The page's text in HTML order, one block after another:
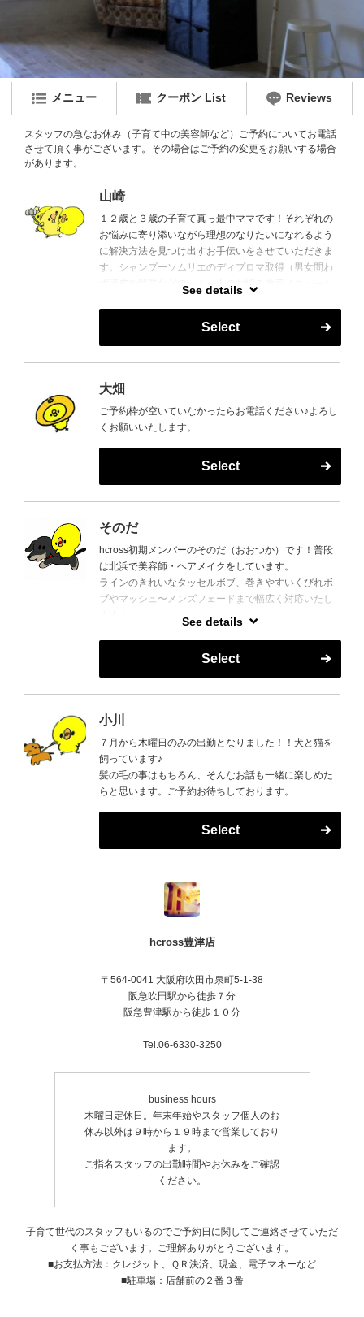
メニュー クーポン List Reviews
スタッフの急なお休み（子育て中の美容師など）ご予約についてお電話
させて頂く事がございます。その場合はご予約の変更をお願いする場合
があります。
山崎
１２歳と３歳の子育て真っ最中ママです！それぞれの
お悩みに寄り添いながら理想のなりたいになれるよう
に解決方法を見つけ出すお手伝いをさせていただきま
す。シャンプーソムリエのディプロマ取得（男女問わ
ず頭皮や髪質などの一人一人のお悩み改善メニューも
師として活動（ヘアセット、メイク、ファッションな
ど子どもや保護者様と一緒に学びたいメニューをご用
意しています）
豊津店、蛍池店、イベント参加（日曜日）などいろん
なところに出没！
あまり更新していませんが・・・インスタグラムもや
っていますw
hcross全体→hcross_ht
シャンプーソムリエ→makky_sue
__=
See details
Select
大畑
ご予約枠が空いていなかったらお電話ください♪よろし
くお願いいたします。
Select
そのだ
hcross初期メンバーのそのだ（おおつか）です！普段
は北浜で美容師・ヘアメイクをしています。
ラインのきれいなタッセルボブ、巻きやすいくびれボ
ブやマッシュ〜メンズフェードまで幅広く対応いたし
「なんかちょっと変えたい。」
そんな気分、大歓迎です◎
休日はダックスフンド3匹とキャンプに明け暮れる日々
です！
月に2〜3回、この豊津店に出没しますので、ぜひお気
軽にご相談ください★
See details
Select
小川
７月から木曜日のみの出勤となりました！！犬と猫を
飼っています♪
髪の毛の事はもちろん、そんなお話も一緒に楽しめた
らと思います。ご予約お待ちしております。
Select
hcross豊津店
〒564-0041 大阪府吹田市泉町5-1-38
阪急吹田駅から徒歩７分
阪急豊津駅から徒歩１０分
Tel.06-6330-3250
business hours
木曜日定休日。年末年始やスタッフ個人のお
休み以外は９時から１９時まで営業しており
ます。
ご指名スタッフの出勤時間やお休みをご確認
ください。
子育て世代のスタッフもいるのでご予約日に関してご連絡させていただ
く事もございます。ご理解ありがとうございます。
■お支払方法：クレジット、ＱＲ決済、現金、電子マネーなど
■駐車場：店舗前の２番３番